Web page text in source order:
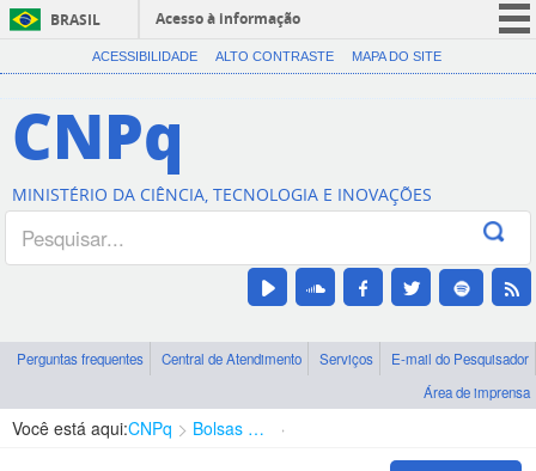
BRASIL
Acesso à informação
CORONAVÍRUS (COVID-19)
Canais
ACESSIBILIDADE ALTO CONTRASTE MAPA DO SITE
CNPq
MINISTÉRIO DA CIÊNCIA, TECNOLOGIA E INOVAÇÕES
Perguntas frequentes Central de Atendimento Serviços
E-mail do Pesquisador
Área de imprensa
Você está aqui:CNPq Bolsas e Auxílios Vigentes